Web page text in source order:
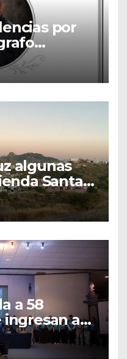
por
algunas
Santa
a 58
a
de